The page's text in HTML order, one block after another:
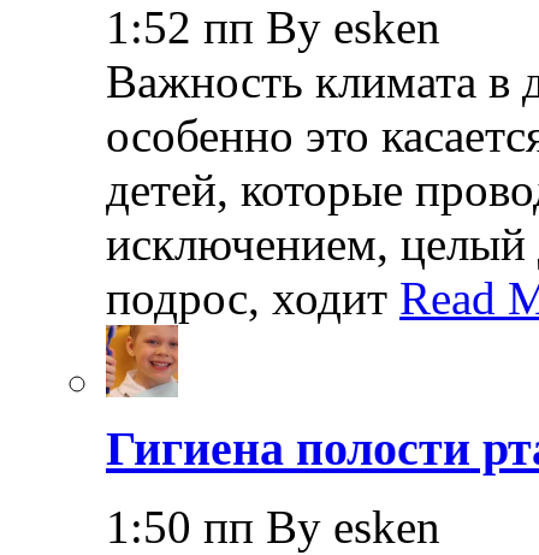
1:52 пп By esken
Важность климата в
особенно это
детей, которые
исключением, целый
подрос, ходит Read
Гигиена полости
1:50 пп By esken